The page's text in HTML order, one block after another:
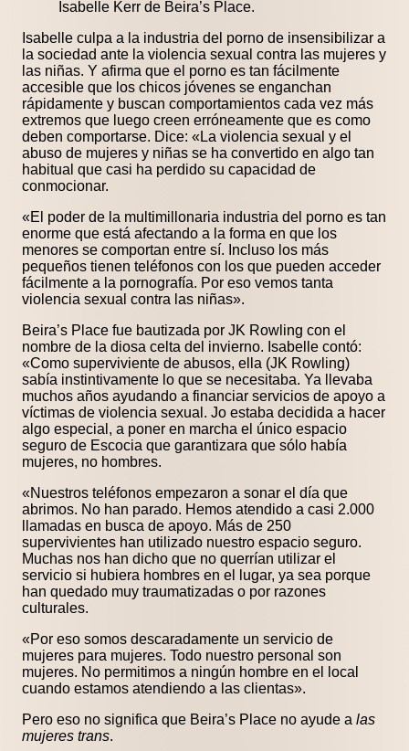
Isabelle Kerr de Beira’s Place.
Isabelle culpa a la industria del porno de insensibilizar a
la sociedad ante la violencia sexual contra las mujeres y
las niñas. Y afirma que el porno es tan fácilmente
accesible que los chicos jóvenes se enganchan
rápidamente y buscan comportamientos cada vez más
extremos que luego creen erróneamente que es como
deben comportarse. Dice: «La violencia sexual y el
abuso de mujeres y niñas se ha convertido en algo tan
habitual que casi ha perdido su capacidad de
conmocionar.
«El poder de la multimillonaria industria del porno es tan
enorme que está afectando a la forma en que los
menores se comportan entre sí. Incluso los más
pequeños tienen teléfonos con los que pueden acceder
fácilmente a la pornografía. Por eso vemos tanta
violencia sexual contra las niñas».
Beira’s Place fue bautizada por JK Rowling con el
nombre de la diosa celta del invierno. Isabelle contó:
«Como superviviente de abusos, ella (JK Rowling)
sabía instintivamente lo que se necesitaba. Ya llevaba
muchos años ayudando a financiar servicios de apoyo a
víctimas de violencia sexual. Jo estaba decidida a hacer
algo especial, a poner en marcha el único espacio
seguro de Escocia que garantizara que sólo había
mujeres, no hombres.
«Nuestros teléfonos empezaron a sonar el día que
abrimos. No han parado. Hemos atendido a casi 2.000
llamadas en busca de apoyo. Más de 250
supervivientes han utilizado nuestro espacio seguro.
Muchas nos han dicho que no querrían utilizar el
servicio si hubiera hombres en el lugar, ya sea porque
han quedado muy traumatizadas o por razones
culturales.
«Por eso somos descaradamente un servicio de
mujeres para mujeres. Todo nuestro personal son
mujeres. No permitimos a ningún hombre en el local
cuando estamos atendiendo a las clientas».
Pero eso no significa que Beira’s Place no ayude a las
mujeres trans.